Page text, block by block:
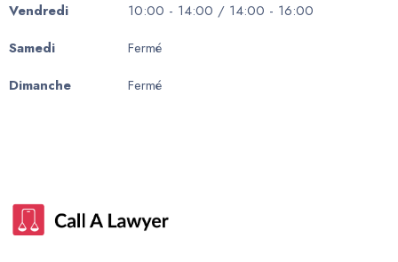
Vendredi
10:00 - 14:00 / 14:00 - 16:00
Samedi
Fermé
Dimanche
Fermé